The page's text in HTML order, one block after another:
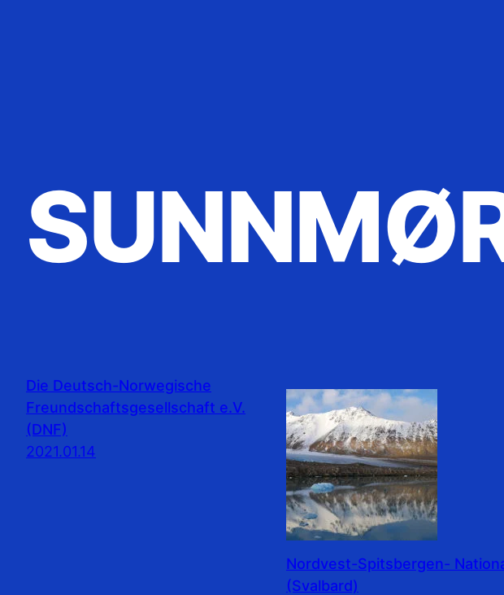
Die Deutsch-Norwegische
Freundschaftsgesellschaft e.V.
(DNF)
2021.01.14
Nordvest-Spitsbergen-
(Svalbard)